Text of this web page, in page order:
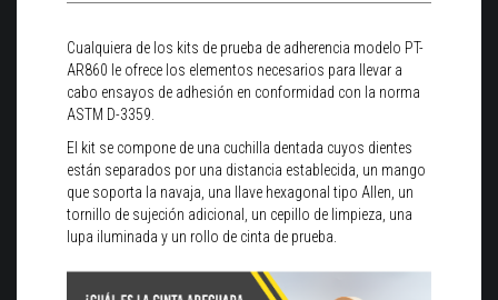
Cualquiera de los kits de prueba de adherencia modelo PT-
AR860 le ofrece los elementos necesarios para llevar a
cabo ensayos de adhesión en conformidad con la norma
ASTM D-3359.
El kit se compone de una cuchilla dentada cuyos dientes
están separados por una distancia establecida, un mango
que soporta la navaja, una llave hexagonal tipo Allen, un
tornillo de sujeción adicional, un cepillo de limpieza, una
lupa iluminada y un rollo de cinta de prueba.